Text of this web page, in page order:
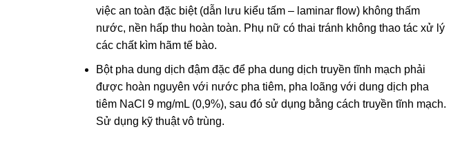
việc an toàn đặc biệt (dẫn lưu kiểu tấm – laminar flow) không thấm
nước, nền hấp thu hoàn toàn. Phụ nữ có thai tránh không thao tác xử lý
các chất kìm hãm tế bào.
Bột pha dung dịch đậm đặc để pha dung dịch truyền tĩnh mạch phải
được hoàn nguyên với nước pha tiêm, pha loãng với dung dịch pha
tiêm NaCl 9 mg/mL (0,9%), sau đó sử dụng bằng cách truyền tĩnh mạch.
Sử dụng kỹ thuật vô trùng.